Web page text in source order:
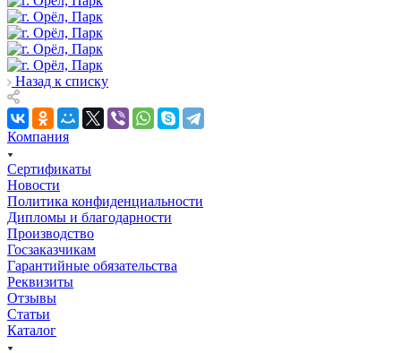
Назад к списку
Компания
Сертификаты
Новости
Политика конфиденциальности
Дипломы и благодарности
Производство
Госзаказчикам
Гарантийные обязательства
Реквизиты
Отзывы
Статьи
Каталог